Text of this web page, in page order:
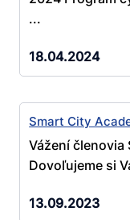
...
18.04.2024
Smart City
Vážení členovia
Dovoľujeme si
13.09.2023